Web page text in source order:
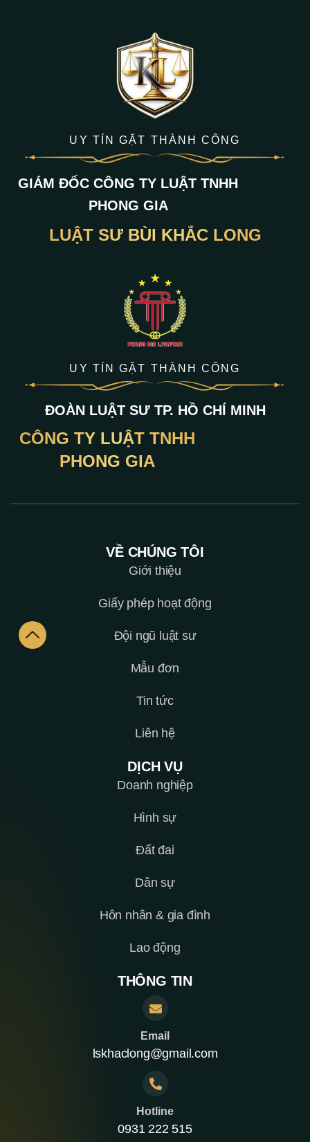
UY TÍN GẶT THÀNH CÔNG
GIÁM ĐỐC CÔNG TY LUẬT TNHH
PHONG GIA
LUẬT SƯ BÙI KHẮC LONG
UY TÍN GẶT THÀNH CÔNG
ĐOÀN LUẬT SƯ TP. HỒ CHÍ MINH
CÔNG TY LUẬT TNHH
PHONG GIA
VỀ CHÚNG TÔI
Giới thiệu
Giấy phép hoạt động
Đội ngũ luật sư
Mẫu đơn
Tin tức
Liên hệ
DỊCH VỤ
Doanh nghiệp
Hình sự
Đất đai
Dân sự
Hôn nhân & gia đình
Lao động
THÔNG TIN
Email
lskhaclong@gmail.com
Hotline
0931 222 515